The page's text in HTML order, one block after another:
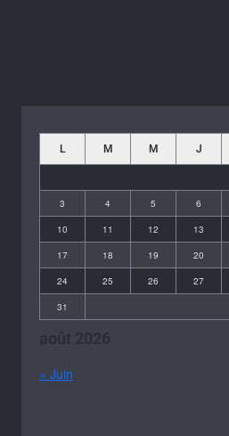
août 2026
L M M J
3 4 5 6
10 11 12 13
17 18 19 20
24 25 26 27
31
« Juin